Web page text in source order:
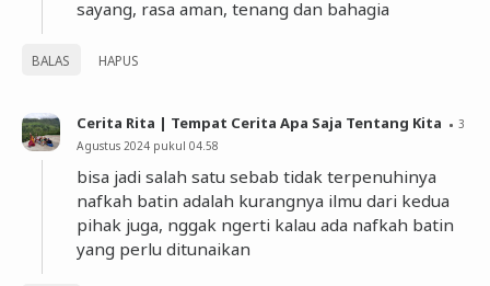
sayang, rasa aman, tenang dan bahagia
BALAS HAPUS
Cerita Rita | Tempat Cerita Apa Saja Tentang Kita
3
Agustus 2024 pukul 04.58
bisa jadi salah satu sebab tidak terpenuhinya
nafkah batin adalah kurangnya ilmu dari kedua
pihak juga, nggak ngerti kalau ada nafkah batin
yang perlu ditunaikan